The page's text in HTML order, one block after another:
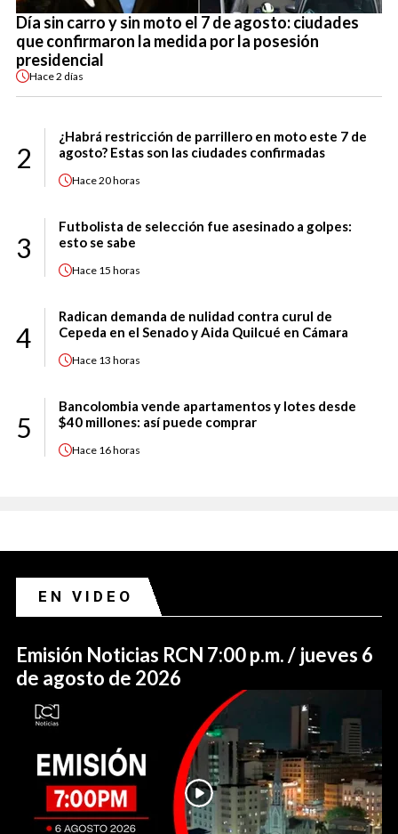
Día sin carro y sin moto el 7 de agosto: ciudades
que confirmaron la medida por la posesión
presidencial
Hace2 días
2
¿Habrá restricción de parrillero en moto este 7 de
agosto? Estas son las ciudades confirmadas
Hace20 horas
3
Futbolista de selección fue asesinado a golpes:
esto se sabe
Hace 15 horas
4
Radican demanda de nulidad contra curul de
Cepeda en el Senado y Aida Quilcué en Cámara
Hace 13 horas
5
Bancolombia vende apartamentos y lotes desde
$40 millones: así puede comprar
Hace 16 horas
EN VIDEO
Emisión Noticias RCN 7:00 p.m. / jueves 6
de agosto de 2026